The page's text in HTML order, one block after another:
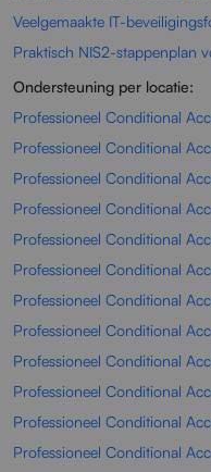
Veelgemaakte IT-
Praktisch NIS2-stappenplan
Ondersteuning per locatie:
Professioneel Conditional
Professioneel Conditional
Professioneel Conditional
Professioneel Conditional
Professioneel Conditional
Professioneel Conditional
Professioneel Conditional
Professioneel Conditional
Professioneel Conditional
Professioneel Conditional
Professioneel Conditional
Professioneel Conditional